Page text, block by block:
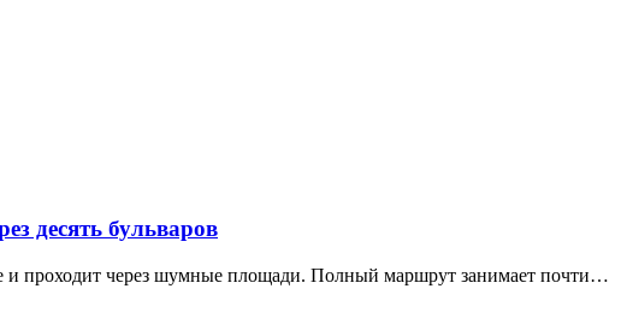
десять бульваров
и проходит через шумные площади. Полный маршрут занимает почти…